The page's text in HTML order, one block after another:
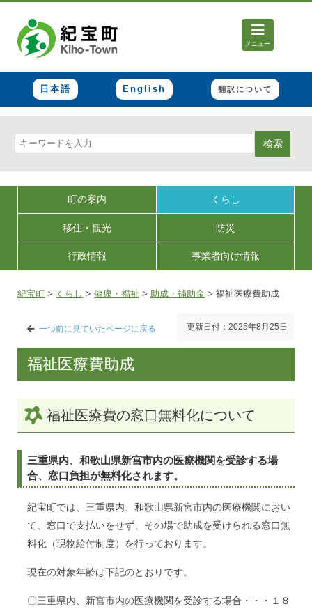
メニュー
日本語 English 翻訳について
検索
町の案内 くらし
移住・観光 防災
行政情報 事業者向け情報
紀宝町 > くらし > 健康・福祉 > 助成・補助金 > 福祉医療費助成
一つ前に見ていたページに戻る 更新日付：2025年8月25日
福祉医療費助成
福祉医療費の窓口無料化について
三重県内、和歌山県新宮市内の医療機関を受診する場
合、窓口負担が無料化されます。
紀宝町では、三重県内、和歌山県新宮市内の医療機関におい
て、窓口で支払いをせず、その場で助成を受けられる窓口無
料化（現物給付制度）を行っております。
現在の対象年齢は下記のとおりです。
〇三重県内、新宮市内の医療機関を受診する場合・・・１８